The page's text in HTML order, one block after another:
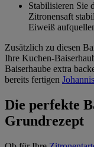
Stabilisieren Sie
Zitronensaft
Eiweiß
Zusätzlich zu diesen
Ihre Kuchen-
Baiserhaube extra
bereits fertigen
Die perfekte
Grundrezept